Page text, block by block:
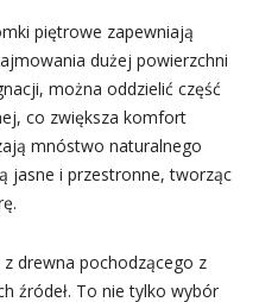
piętrowe zapewniają
dużej powierzchni
można oddzielić część
co zwiększa komfort
mnóstwo naturalnego
jasne i przestronne, tworząc
drewna pochodzącego z
źródeł. To nie tylko wybór